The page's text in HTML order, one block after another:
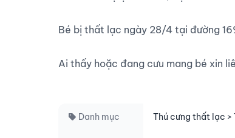
Bé bị thất lạc ngày 28/4 tại đường
Ai thấy hoặc đang cưu mang bé xin
Danh mục Thú cưng thất lạc